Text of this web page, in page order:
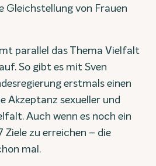
Gleichstellung von Frauen
parallel das Thema Vielfalt
So gibt es mit Sven
erstmals einen
Akzeptanz sexueller und
Auch wenn es noch ein
Ziele zu erreichen – die
mal.